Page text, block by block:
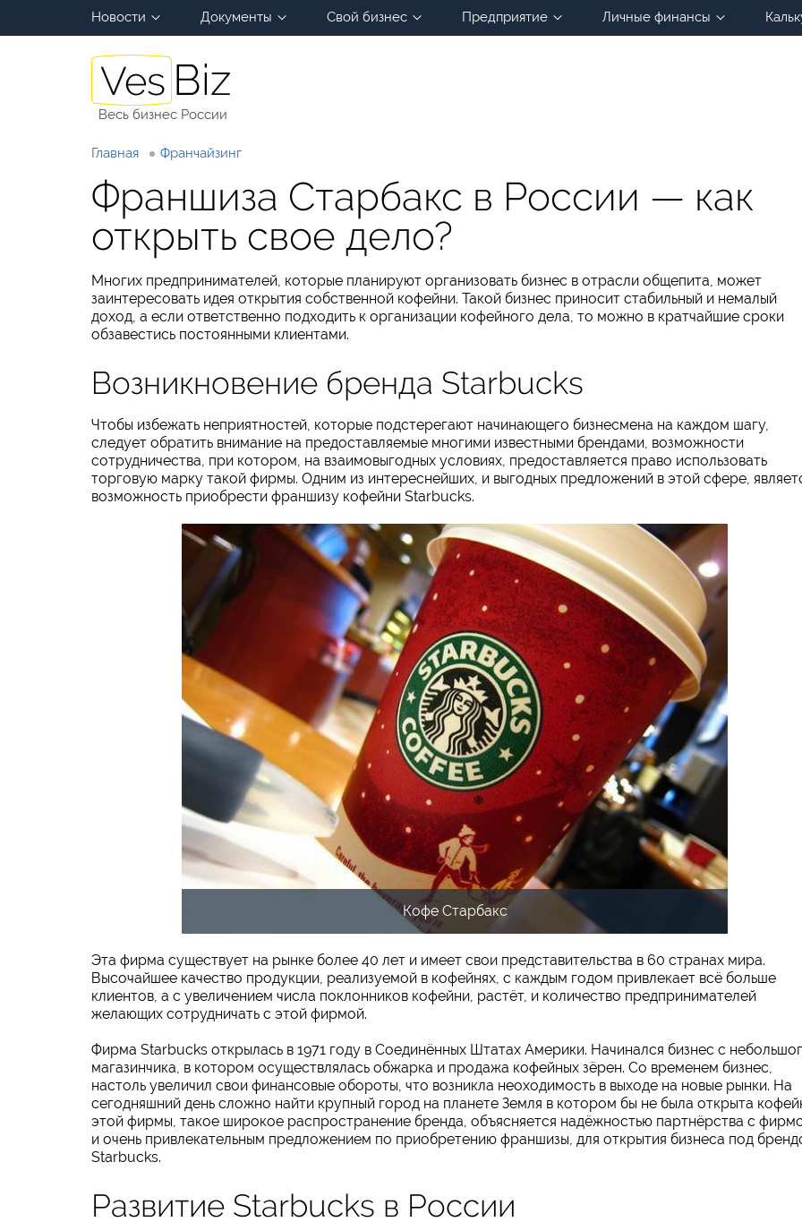
Новости Документы Свой бизнес Предприятие Личные финансы
Весь бизнес России
Главная Франчайзинг
Франшиза Старбакс в России — как
открыть свое дело?
Многих предпринимателей, которые планируют организовать бизнес в отрасли общепита, может
заинтересовать идея открытия собственной кофейни. Такой бизнес приносит стабильный и немалый
доход, а если ответственно подходить к организации кофейного дела, то можно в кратчайшие сроки
обзавестись постоянными клиентами.
Возникновение бренда Starbucks
Чтобы избежать неприятностей, которые подстерегают начинающего бизнесмена на каждом шагу,
следует обратить внимание на предоставляемые многими известными брендами, возможности
сотрудничества, при котором, на взаимовыгодных условиях, предоставляется право использовать
торговую марку такой фирмы. Одним из интереснейших, и выгодных предложений в этой сфере,
возможность приобрести франшизу кофейни Starbucks.
Кофе Старбакс
Эта фирма существует на рынке более 40 лет и имеет свои представительства в 60 странах мира.
Высочайшее качество продукции, реализуемой в кофейнях, с каждым годом привлекает всё больше
клиентов, а с увеличением числа поклонников кофейни, растёт, и количество предпринимателей
желающих сотрудничать с этой фирмой.
Фирма Starbucks открылась в 1971 году в Соединённых Штатах Америки. Начинался бизнес с
магазинчика, в котором осуществлялась обжарка и продажа кофейных зёрен. Со временем бизнес,
настоль увеличил свои финансовые обороты, что возникла неоходимость в выходе на новые рынки. На
сегодняшний день сложно найти крупный город на планете Земля в котором бы не была открыта
этой фирмы, такое широкое распространение бренда, объясняется надёжностью партнёрства с
и очень привлекательным предложением по приобретению франшизы, для открытия бизнеса под
Starbucks.
Развитие Starbucks в России